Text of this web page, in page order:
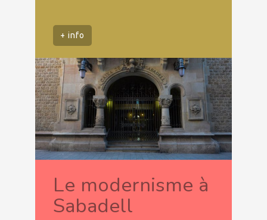
+ info
Le modernisme à
Sabadell